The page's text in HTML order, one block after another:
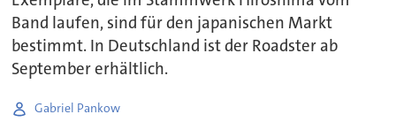
Band laufen, sind für den japanischen Markt
bestimmt. In Deutschland ist der Roadster ab
September erhältlich.
Gabriel Pankow